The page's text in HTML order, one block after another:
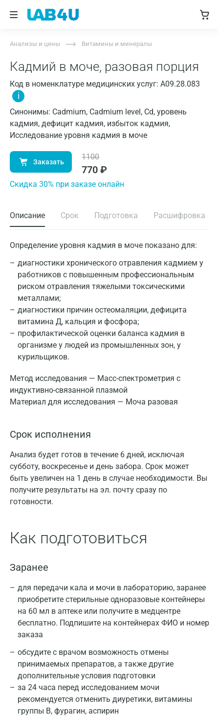
Анализы и цены Витамины и минералы
Кадмий в моче, разовая порция
Код в номенклатуре медицинских услуг: A09.28.083
i
Синонимы: Cadmium, Cadmium level, Cd, уровень
кадмия, дефицит кадмия, избыток кадмия,
Исследование уровня кадмия в моче
Заказать
1100
770 ₽
Cкидка 30% при заказе онлайн
Описание Срок Подготовка Расшифровка
Определение уровня кадмия в моче показано для:
диагностики хронического отравления кадмием у
работников с повышенным профессиональным
риском отравления тяжелыми токсическими
металлами;
диагностики причин остеомаляции, дефицита
витамина Д, кальция и фосфора;
профилактической оценки баланса кадмия в
организме у людей из промышленных зон, у
курильщиков.
Метод исследования — Масс-спектрометрия с
индуктивно-связанной плазмой
Материал для исследования — Моча разовая
Срок исполнения
Анализ будет готов в течение 6 дней, исключая
субботу, воскресенье и день забора. Срок может
быть увеличен на 1 день в случае необходимости. Вы
получите результаты на эл. почту сразу по
готовности.
Как подготовиться
Заранее
для передачи кала и мочи в лабораторию, заранее
приобретите стерильные одноразовые контейнеры
на 60 мл в аптеке или получите в медцентре
бесплатно. Подпишите на контейнерах ФИО и номер
заказа
обсудите с врачом возможность отмены
принимаемых препаратов, а также другие
дополнительные условия подготовки
за 24 часа перед исследованием мочи
рекомендуется отменить диуретики, витамины
группы В, фурагин, аспирин